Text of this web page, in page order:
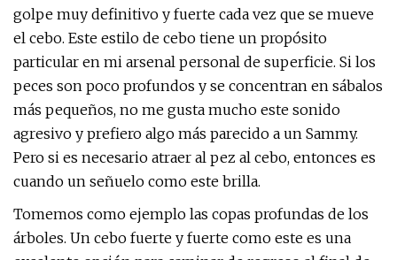
golpe muy definitivo y fuerte cada vez que se mueve
el cebo. Este estilo de cebo tiene un propósito
particular en mi arsenal personal de superficie. Si los
peces son poco profundos y se concentran en sábalos
más pequeños, no me gusta mucho este sonido
agresivo y prefiero algo más parecido a un Sammy.
Pero si es necesario atraer al pez al cebo, entonces es
cuando un señuelo como este brilla.
Tomemos como ejemplo las copas profundas de los
árboles. Un cebo fuerte y fuerte como este es una